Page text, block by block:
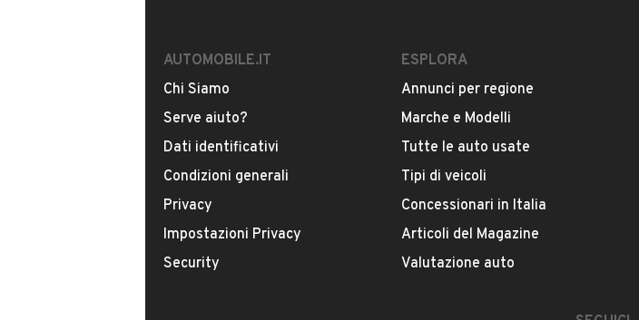
AUTOMOBILE.IT
Chi Siamo
Serve aiuto?
Dati identificativi
Condizioni generali
Privacy
Impostazioni Privacy
Security
ESPLORA
Annunci per regione
Marche e Modelli
Tutte le auto usate
Tipi di veicoli
Concessionari in Italia
Articoli del Magazine
Valutazione auto